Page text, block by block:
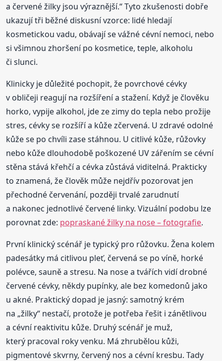
a červené žilky jsou výraznější.“ Tyto zkušenosti dobře
ukazují tři běžné diskusní vzorce: lidé hledají
kosmetickou vadu, obávají se vážné cévní nemoci, nebo
si všimnou zhoršení po kosmetice, teple, alkoholu
či slunci.
Klinicky je důležité pochopit, že povrchové cévky
v obličeji reagují na rozšíření a stažení. Když je člověku
horko, vypije alkohol, jde ze zimy do tepla nebo prožije
stres, cévky se rozšíří a kůže zčervená. U zdravé odolné
kůže se po chvíli zase stáhnou. U citlivé kůže, růžovky
nebo kůže dlouhodobě poškozené UV zářením se cévní
stěna stává křehčí a cévka zůstává viditelná. Prakticky
to znamená, že člověk může nejdřív pozorovat jen
přechodné červenání, později trvalé zarudnutí
a nakonec jednotlivé červené linky. Vizuální podobu lze
porovnat zde: popraskané žilky na nose – fotografie.
První klinický scénář je typický pro růžovku. Žena kolem
padesátky má citlivou pleť, červená se po víně, horké
polévce, sauně a stresu. Na nose a tvářích vidí drobné
červené cévky, někdy pupínky, ale bez komedonů jako
u akné. Praktický dopad je jasný: samotný krém
na „žilky“ nestačí, protože je potřeba řešit i zánětlivou
a cévní reaktivitu kůže. Druhý scénář je muž,
který pracoval roky venku. Má zhrubělou kůži,
pigmentové skvrny, červený nos a cévní kresbu. Tady